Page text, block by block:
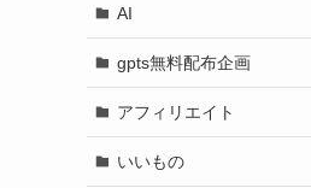
AI
gpts無料配布企画
アフィリエイト
いいもの